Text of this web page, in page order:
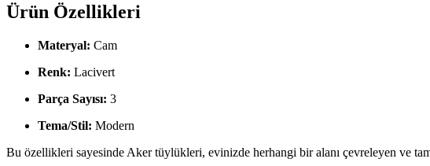
Ürün Özellikleri
Materyal: Cam
Renk: Lacivert
Parça Sayısı: 3
Tema/Stil: Modern
Bu özellikleri sayesinde Aker tüylükleri, evinizde herhangi bir alanı çevreleyen ve